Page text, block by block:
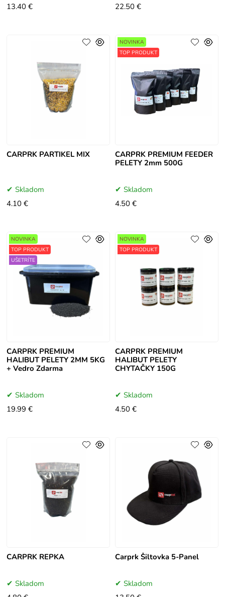
13.40 € 22.50 €
CARPRK PARTIKEL MIX
Skladom
4.10 €
CARPRK PREMIUM FEEDER
PELETY 2mm 500G
NOVINKA
TOP PRODUKT
Skladom
4.50 €
CARPRK PREMIUM
HALIBUT PELETY 2MM 5KG
+ Vedro Zdarma
NOVINKA
TOP PRODUKT
UŠETRÍTE
Skladom
19.99 €
CARPRK PREMIUM
HALIBUT PELETY
CHYTAČKY 150G
NOVINKA
TOP PRODUKT
Skladom
4.50 €
CARPRK REPKA
Skladom
Carprk Šiltovka 5-Panel
Skladom